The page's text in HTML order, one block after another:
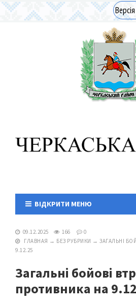
ВІДКРИТИ МЕНЮ
09.12.2025 166
0
ГЛАВНАЯ → БЕЗ РУБРИКИ → ЗАГАЛЬНІ
9.12.25
Загальні бойові
противника на